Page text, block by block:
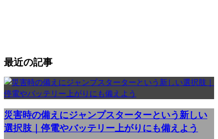
最近の記事
災害時の備えにジャンプスターターという新しい
選択肢｜停電やバッテリー上がりにも備えよう